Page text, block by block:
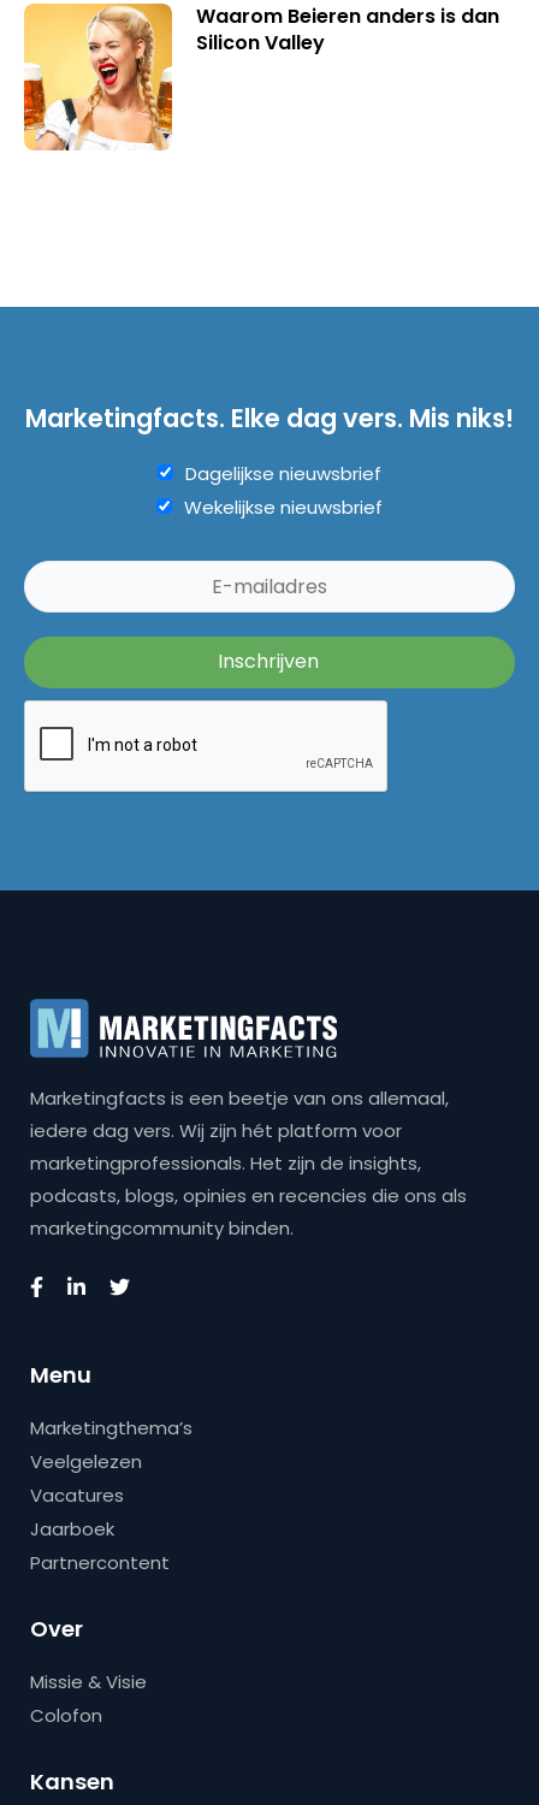
Waarom Beieren anders is dan
Silicon Valley
Marketingfacts. Elke dag vers. Mis niks!
Dagelijkse nieuwsbrief
Wekelijkse nieuwsbrief
Marketingfacts is een beetje van ons allemaal,
iedere dag vers. Wij zijn hét platform voor
marketingprofessionals. Het zijn de insights,
podcasts, blogs, opinies en recencies die ons als
marketingcommunity binden.
Menu
Marketingthema’s
Veelgelezen
Vacatures
Jaarboek
Partnercontent
Over
Missie & Visie
Colofon
Kansen